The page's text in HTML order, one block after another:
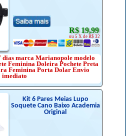
R$ 19,99
ou 5 X de R$ 32
dias marca Marianopole modelo
Feminina Doleira Pochete Preta
Feminina Porta Dolar Envio
imediato
Kit 6 Pares Meias Lupo
Soquete Cano Baixo Academia
Original